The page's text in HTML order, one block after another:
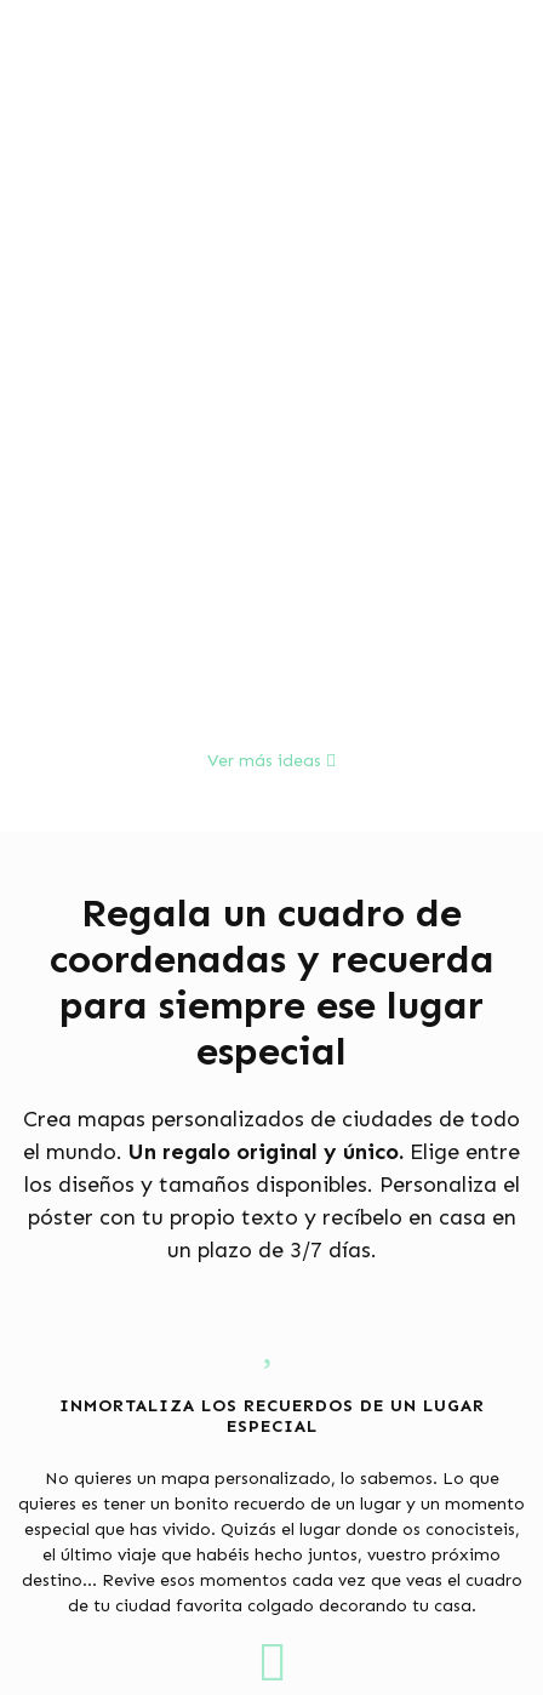
Ver más ideas
Regala un cuadro de
coordenadas y recuerda
para siempre ese lugar
especial
Crea mapas personalizados de ciudades de todo
el mundo. Un regalo original y único. Elige entre
los diseños y tamaños disponibles. Personaliza el
póster con tu propio texto y recíbelo en casa en
un plazo de 3/7 días.
INMORTALIZA LOS RECUERDOS DE UN LUGAR
ESPECIAL
No quieres un mapa personalizado, lo sabemos. Lo que
quieres es tener un bonito recuerdo de un lugar y un momento
especial que has vivido. Quizás el lugar donde os conocisteis,
el último viaje que habéis hecho juntos, vuestro próximo
destino... Revive esos momentos cada vez que veas el cuadro
de tu ciudad favorita colgado decorando tu casa.